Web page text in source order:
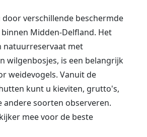
verschillende beschermde
Midden-Delfland. Het
natuurreservaat met
wilgenbosjes, is een belangrijk
weidevogels. Vanuit de
kunt u kieviten, grutto's,
andere soorten observeren.
mee voor de beste